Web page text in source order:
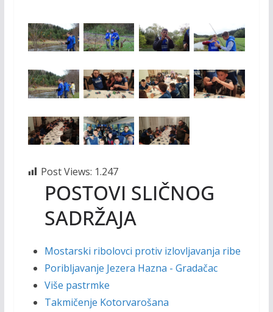
Post Views: 1.247
POSTOVI SLIČNOG
SADRŽAJA
Mostarski ribolovci protiv izlovljavanja ribe
Poribljavanje Jezera Hazna - Gradačac
Više pastrmke
Takmičenje Kotorvarošana